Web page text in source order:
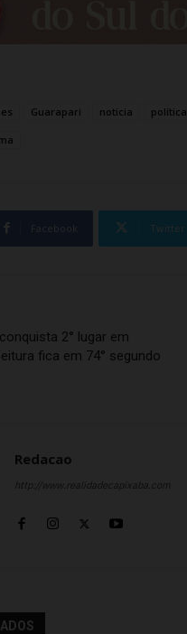
Guarapari noticia política
Facebook Twitter
2° lugar em
fica em 74° segundo
Redacao
http://www.realidadecapixaba.com